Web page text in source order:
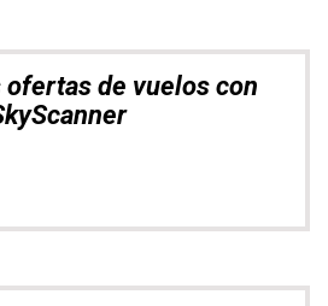
de vuelos con